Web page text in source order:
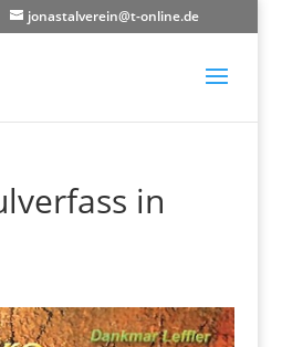
jonastalverein@t-online.de
in